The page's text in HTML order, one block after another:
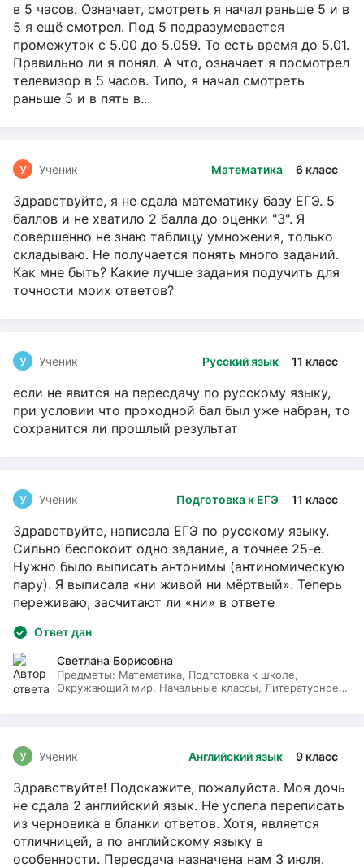
в 5 часов. Означает, смотреть я начал раньше 5 и в
5 я ещё смотрел. Под 5 подразумевается
промежуток с 5.00 до 5.059. То есть время до 5.01.
Правильно ли я понял. А что, означает я посмотрел
телевизор в 5 часов. Типо, я начал смотреть
раньше 5 и в пять в...
Математика 6 класс
У Ученик
Здравствуйте, я не сдала математику базу ЕГЭ. 5
баллов и не хватило 2 балла до оценки "3". Я
совершенно не знаю таблицу умножения, только
складываю. Не получается понять много заданий.
Как мне быть? Какие лучше задания подучить для
точности моих ответов?
Русский язык 11 класс
У Ученик
если не явится на пересдачу по русскому языку,
при условии что проходной бал был уже набран, то
сохранится ли прошлый результат
Подготовка к ЕГЭ 11 класс
У Ученик
Здравствуйте, написала ЕГЭ по русскому языку.
Сильно беспокоит одно задание, а точнее 25-е.
Нужно было выписать антонимы (антиномическую
пару). Я выписала «ни живой ни мёртвый». Теперь
переживаю, засчитают ли «ни» в ответе
Ответ дан
Светлана Борисовна
Предметы: Математика, Подготовка к школе,
Окружающий мир, Начальные классы, Литературное
Английский язык 9 класс
У Ученик
Здравствуйте! Подскажите, пожалуйста. Моя дочь
не сдала 2 английский язык. Не успела переписать
из черновика в бланки ответов. Хотя, является
отличницей, а по английскому языку в
особенности. Пересдача назначена нам 3 июля.